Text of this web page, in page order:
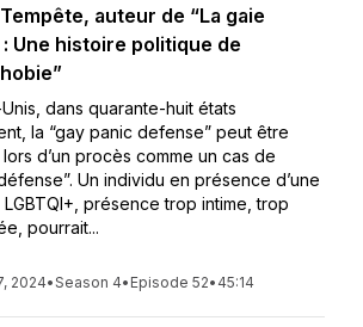
auteur de “La gaie
Une histoire politique de
dans quarante-huit états
la “gay panic defense” peut être
d’un procès comme un cas de
Un individu en présence d’une
présence trop intime, trop
pourrait...
2024•Season 4• Episode 52• 45:14